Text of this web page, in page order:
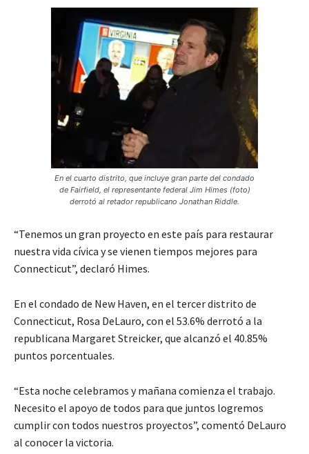
En el cuarto distrito, que incluye gran parte del condado
de Fairfield, el representante federal Jim Himes (foto)
derrotó al retador republicano Jonathan Riddle.
“Tenemos un gran proyecto en este país para restaurar
nuestra vida cívica y se vienen tiempos mejores para
Connecticut”, declaró Himes.
En el condado de New Haven, en el tercer distrito de
Connecticut, Rosa DeLauro, con el 53.6% derrotó a la
republicana Margaret Streicker, que alcanzó el 40.85%
puntos porcentuales.
“Esta noche celebramos y mañana comienza el trabajo.
Necesito el apoyo de todos para que juntos logremos
cumplir con todos nuestros proyectos”, comentó DeLauro
al conocer la victoria.